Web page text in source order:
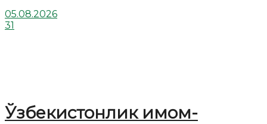
05.08.2026
31
Ўзбекистонлик имом-